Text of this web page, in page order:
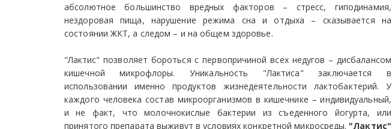
абсолютное большинство вредных факторов – стресс, гиподинамия,
нездоровая пища, нарушение режима сна и отдыха – сказывается на
состоянии ЖКТ, а следом – и на общем здоровье.
"Лактис" позволяет бороться с первопричиной всех недугов – дисбалансом
кишечной микрофлоры. Уникальность "Лактиса" заключается в
использовании именно продуктов жизнедеятельности лактобактерий. У
каждого человека состав микроорганизмов в кишечнике – индивидуальный,
и не факт, что молочнокислые бактерии из съеденного йогурта, или
принятого препарата выживут в условиях конкретной микросреды. "Лактис"